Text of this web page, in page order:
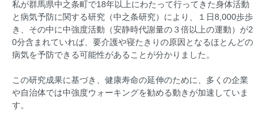
私が群馬県中之条町で18年以上にわたって行ってきた身体活動
と病気予防に関する研究（中之条研究）により、１日8,000歩歩
き、その中に中強度活動（安静時代謝量の３倍以上の運動）が2
0分含まれていれば、要介護や寝たきりの原因となるほとんどの
病気を予防できる可能性があることが分かりました。
​ この研究成果に基づき、健康寿命の延伸のために、多くの企業
や自治体では中強度ウォーキングを勧める動きが加速していま
す。